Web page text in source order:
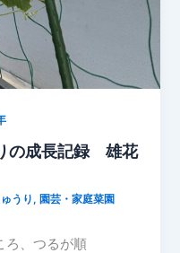
の成長記録 雄花
うり , 園芸・家庭菜園
ろ、つるが順